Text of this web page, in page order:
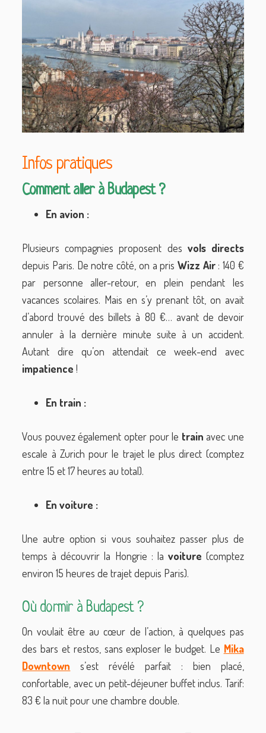
Infos pratiques
Comment aller à Budapest ?
En avion :
Plusieurs compagnies proposent des vols directs
depuis Paris. De notre côté, on a pris Wizz Air: 140 €
par personne aller-retour, en plein pendant les
vacances scolaires. Mais en s’y prenant tôt, on avait
d’abord trouvé des billets à 80 €… avant de devoir
annuler à la dernière minute suite à un accident.
Autant dire qu’on attendait ce week-end avec
impatience !
En train :
Vous pouvez également opter pour le train avec une
escale à Zurich pour le trajet le plus direct (comptez
entre 15 et 17 heures au total).
En voiture :
Une autre option si vous souhaitez passer plus de
temps à découvrir la Hongrie : la voiture (comptez
environ 15 heures de trajet depuis Paris).
Où dormir à Budapest ?
On voulait être au cœur de l’action, à quelques pas
des bars et restos, sans exploser le budget. Le Mika
Downtown s’est révélé parfait : bien placé,
confortable, avec un petit-déjeuner buffet inclus. Tarif:
83 € la nuit pour une chambre double.